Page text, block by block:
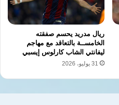
ريال مدريد يحسم صفقته
الخامســة بالتعاقد مع مهاجم
ليفانتي الشاب كارلوس إيسبي
31 يوليو، 2026